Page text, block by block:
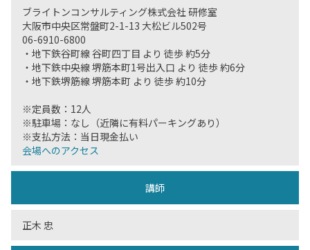
ブライトンコンサルティング株式会社 研修室
大阪市中央区常盤町2-1-13 大松ビル502号
06-6910-6800
・地下鉄谷町線 谷町四丁目 より 徒歩 約5分
・地下鉄中央線 堺筋本町1号出入口 より 徒歩 約6分
・地下鉄堺筋線 堺筋本町 より 徒歩 約10分
※定員数：12人
※駐車場：なし（近隣に有料パーキングあり）
※支払方法：当日現金払い
会場へのアクセス
講師
正木 忠